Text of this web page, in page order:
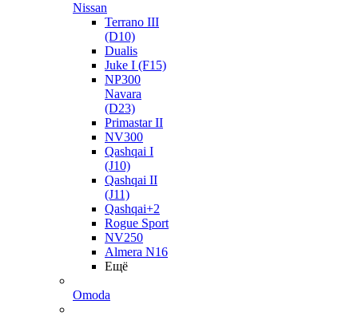
Nissan
Terrano III
(D10)
Dualis
Juke I (F15)
NP300
Navara
(D23)
Primastar II
NV300
Qashqai I
(J10)
Qashqai II
(J11)
Qashqai+2
Rogue Sport
NV250
Almera N16
Ещё
Omoda